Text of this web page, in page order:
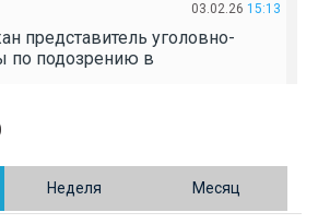
03.02.26 15:13
представитель уголовно-
по подозрению в
незаконное выращивание
Неделя Месяц